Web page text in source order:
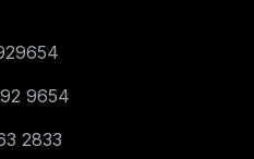
9654
2833